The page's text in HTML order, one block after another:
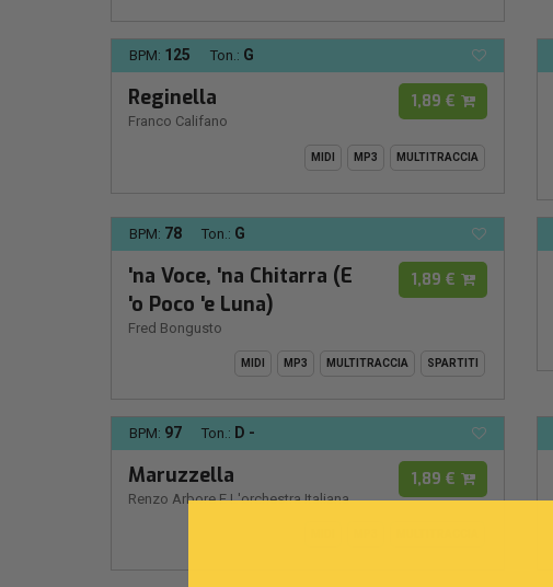
BPM: 125 Ton.: G
Reginella
Franco Califano
1,89 €
MIDI MP3 MULTITRACCIA
BPM: 78 Ton.: G
'na Voce, 'na Chitarra (E
'o Poco 'e Luna)
Fred Bongusto
1,89 €
MIDI MP3 MULTITRACCIA SPARTITI
BPM: 97 Ton.: D -
Maruzzella
Renzo Arbore E L'orchestra Italiana
1,89 €